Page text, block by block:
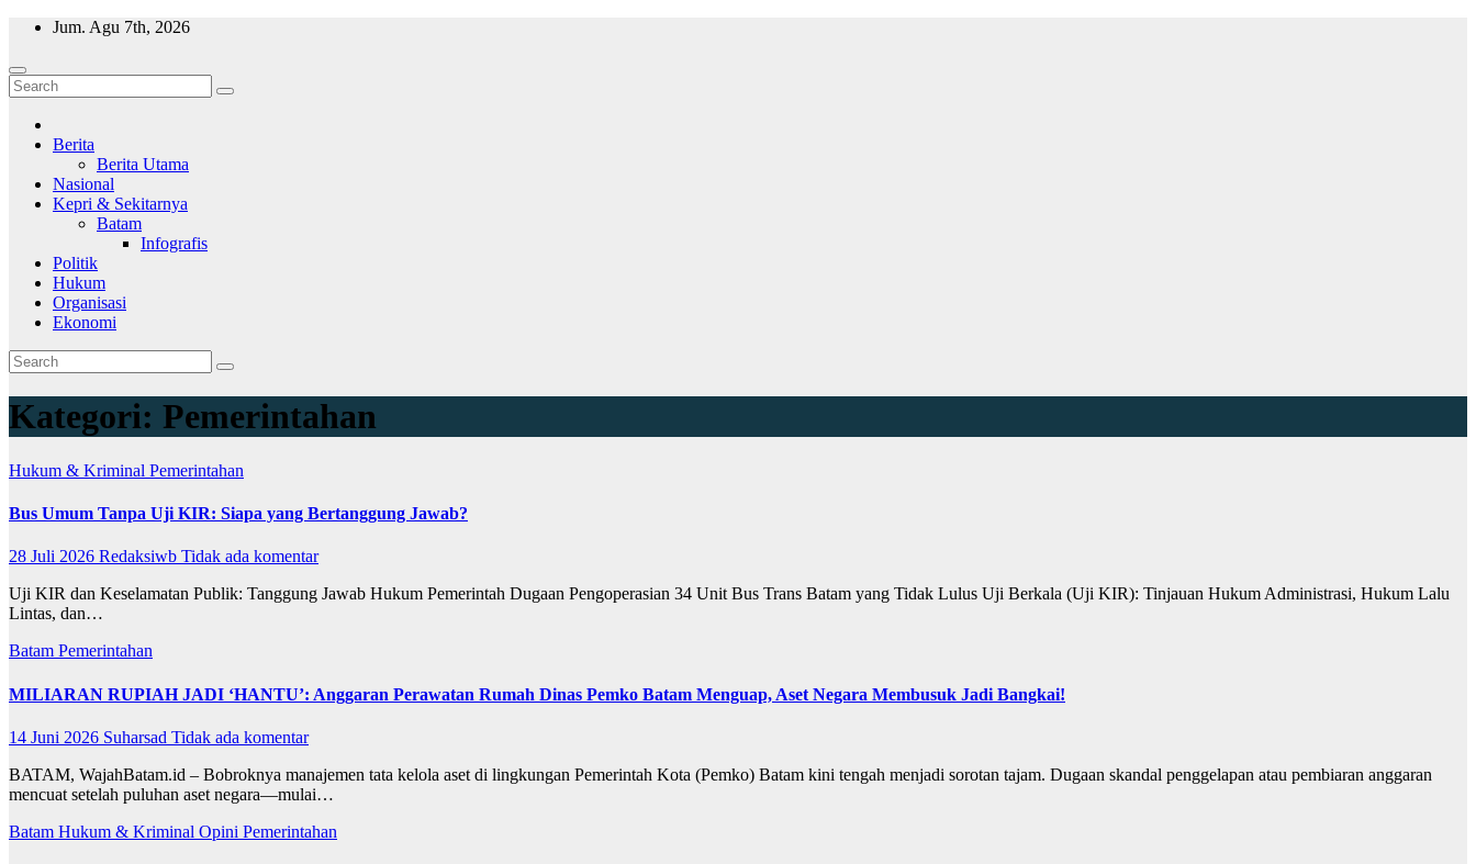
Skip
content
Jum. Agu 7th, 2026
Wajah Batam
CCTV nya kota Batam
Berita
Berita Utama
Nasional
Kepri & Sekitarnya
Batam
Infografis
Politik
Hukum
Organisasi
Ekonomi
Kategori: Pemerintahan
Hukum & Kriminal Pemerintahan
Bus Umum Tanpa Uji KIR: Siapa yang Bertanggung Jawab?
28 Juli 2026 Redaksiwb Tidak ada komentar
Uji KIR dan Keselamatan Publik: Tanggung Jawab Hukum Pemerintah Dugaan Pengoperasian 34 Unit Bus Trans Batam yang Tidak Lulus Uji Berkala (Uji KIR): Tinjauan Hukum Administrasi, Hukum Lalu
Lintas, dan…
Batam Pemerintahan
MILIARAN RUPIAH JADI ‘HANTU’: Anggaran Perawatan Rumah Dinas Pemko Batam Menguap, Aset Negara Membusuk Jadi Bangkai!
14 Juni 2026 Suharsad Tidak ada komentar
BATAM, WajahBatam.id – Bobroknya manajemen tata kelola aset di lingkungan Pemerintah Kota (Pemko) Batam kini tengah menjadi sorotan tajam. Dugaan skandal penggelapan atau pembiaran anggaran
mencuat setelah puluhan aset negara—mulai…
Batam Hukum & Kriminal Opini Pemerintahan